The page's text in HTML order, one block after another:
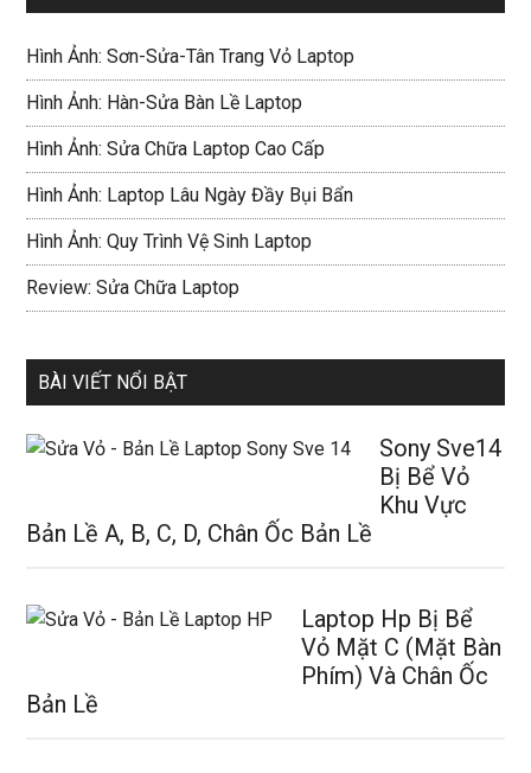
Hình Ảnh: Sơn-Sửa-Tân Trang Vỏ Laptop
Hình Ảnh: Hàn-Sửa Bàn Lề Laptop
Hình Ảnh: Sửa Chữa Laptop Cao Cấp
Hình Ảnh: Laptop Lâu Ngày Đầy Bụi Bẩn
Hình Ảnh: Quy Trình Vệ Sinh Laptop
Review: Sửa Chữa Laptop
BÀI VIẾT NỔI BẬT
Sony Sve14
Bị Bể Vỏ
Khu Vực
Bản Lề A, B, C, D, Chân Ốc Bản Lề
Laptop Hp Bị Bể
Vỏ Mặt C (Mặt Bàn
Phím) Và Chân Ốc
Bản Lề